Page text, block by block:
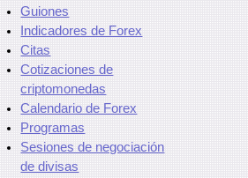
Guiones
Indicadores de Forex
Citas
Cotizaciones de
criptomonedas
Calendario de Forex
Programas
Sesiones de negociación
de divisas